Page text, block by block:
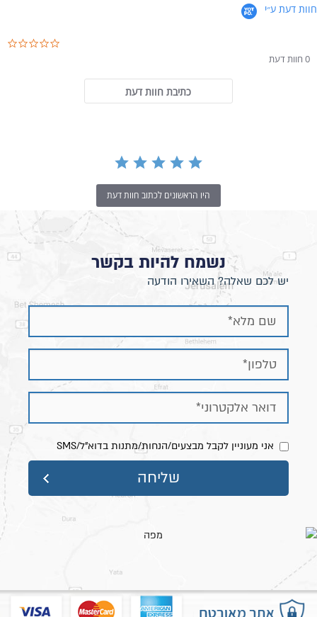
סלון פינתי שמאל
חוות דעת ע״י
0 חוות דעת
כתיבת חוות דעת
היו הראשונים לכתוב חוות דעת
נשמח להיות בקשר
יש לכם שאלה? השאירו הודעה
אני מעוניין לקבל מבצעים/הנחות/מתנות בדוא"ל/SMS